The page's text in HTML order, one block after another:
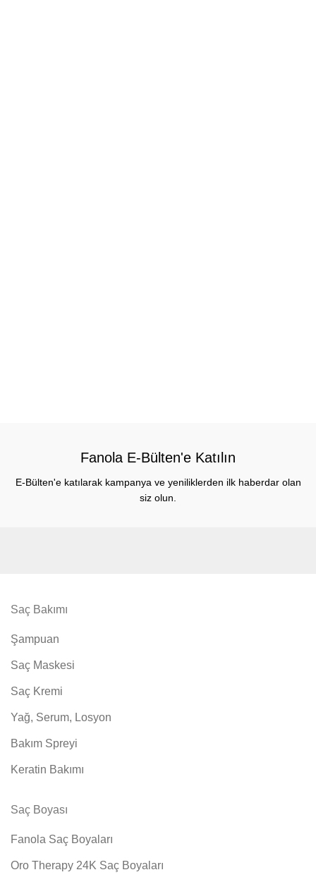
Fanola E-Bülten'e Katılın
E-Bülten'e katılarak kampanya ve yeniliklerden ilk haberdar olan
siz olun.
Saç Bakımı
Şampuan
Saç Maskesi
Saç Kremi
Yağ, Serum, Losyon
Bakım Spreyi
Keratin Bakımı
Saç Boyası
Fanola Saç Boyaları
Oro Therapy 24K Saç Boyaları